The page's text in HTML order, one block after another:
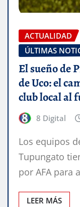
ACTUALIDAD
ÚLTIMAS
El sueño de
de Uco: el
club local al
8 Digital
Los equipos
Tupungato
por AFA para
LEER MÁS